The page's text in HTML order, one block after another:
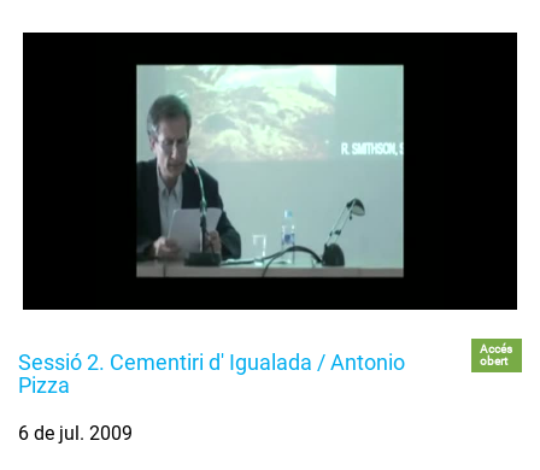
Sessió 2. Cementiri d' Igualada / Antonio
Pizza
Accés
obert
6 de jul. 2009